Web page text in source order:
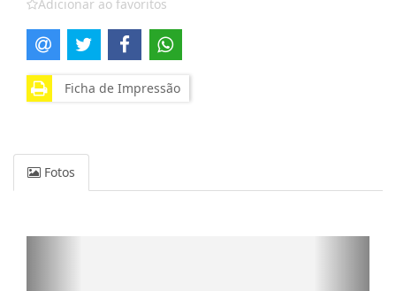
Adicionar ao favoritos
Ficha de Impressão
Fotos